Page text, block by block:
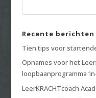
Recente berichten
Tien tips voor
Opnames voor het
loopbaanprogramma
LeerKRACHTcoach